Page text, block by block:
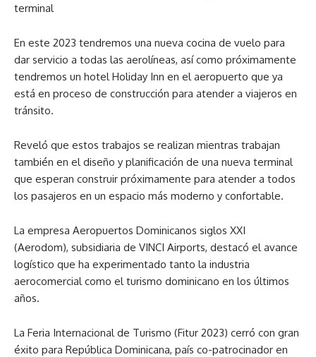
terminal
En este 2023 tendremos una nueva cocina de vuelo para
dar servicio a todas las aerolíneas, así como próximamente
tendremos un hotel Holiday Inn en el aeropuerto que ya
está en proceso de construcción para atender a viajeros en
tránsito.
Reveló que estos trabajos se realizan mientras trabajan
también en el diseño y planificación de una nueva terminal
que esperan construir próximamente para atender a todos
los pasajeros en un espacio más moderno y confortable.
La empresa Aeropuertos Dominicanos siglos XXI
(Aerodom), subsidiaria de VINCI Airports, destacó el avance
logístico que ha experimentado tanto la industria
aerocomercial como el turismo dominicano en los últimos
años.
La Feria Internacional de Turismo (Fitur 2023) cerró con gran
éxito para República Dominicana, país co-patrocinador en